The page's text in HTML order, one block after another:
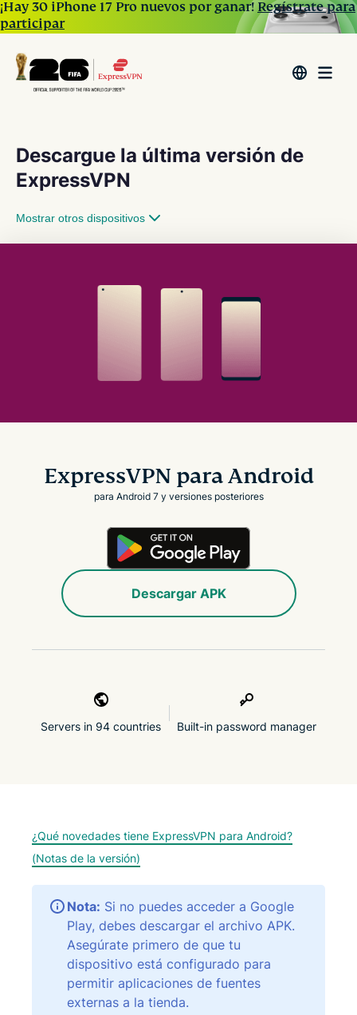
¡Hay 30 iPhone 17 Pro nuevos por ganar!Regístrate para
participar
Descargue la última versión de
ExpressVPN
Mostrar otros dispositivos
ExpressVPN para Android
para Android 7 y versiones posteriores
Descargar APK
Servers in 94 countries Built-in password manager
¿Qué novedades tiene ExpressVPN para Android?
(Notas de la versión)
Nota: Si no puedes acceder a Google
Play, debes descargar el archivo APK.
Asegúrate primero de que tu
dispositivo está configurado para
permitir aplicaciones de fuentes
externas a la tienda.